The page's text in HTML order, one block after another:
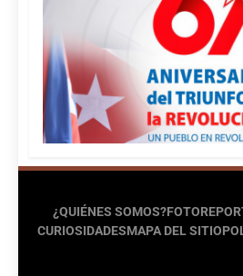
¿QUIÉNES SOMOS?
CURIOSIDADESMAPA DEL SITIO